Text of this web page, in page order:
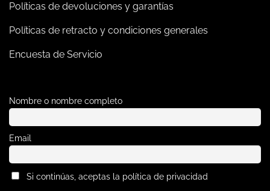
Políticas de devoluciones y garantías
Políticas de retracto y condiciones generales
Encuesta de Servicio
Nombre o nombre completo
Email
Si continúas, aceptas la política de privacidad